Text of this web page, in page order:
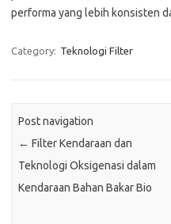
performa yang lebih konsisten
Category: Teknologi Filter
Post navigation
← Filter Kendaraan dan
Teknologi Oksigenasi dalam
Kendaraan Bahan Bakar Bio